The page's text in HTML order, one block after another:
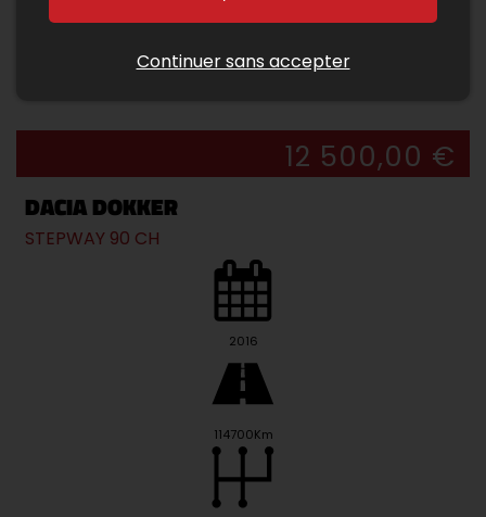
12 500,00 €
DACIA DOKKER
STEPWAY 90 CH
2016
114700Km
Continuer sans accepter